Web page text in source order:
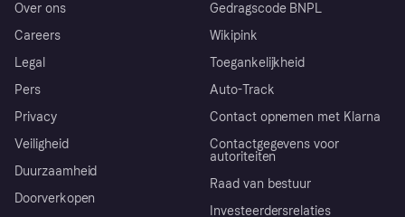
Over ons
Careers
Legal
Pers
Privacy
Veiligheid
Duurzaamheid
Doorverkopen
Gedragscode BNPL
Wikipink
Toegankelijkheid
Auto-Track
Contact opnemen met Klarna
Contactgegevens voor
autoriteiten
Raad van bestuur
Investeerdersrelaties